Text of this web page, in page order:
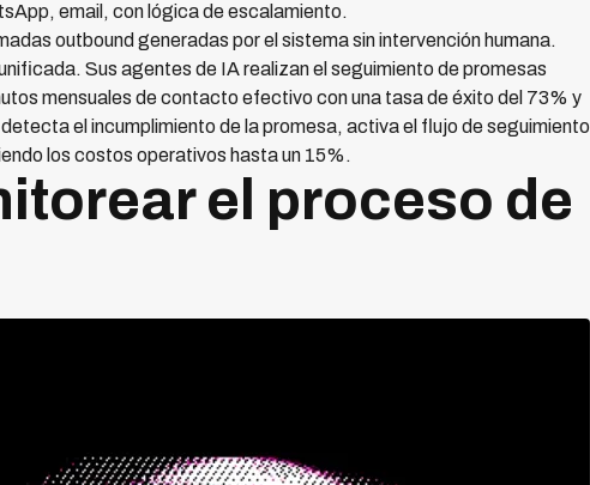
email, con lógica de escalamiento.
outbound generadas por el sistema sin intervención humana.
Sus agentes de IA realizan el seguimiento de promesas
mensuales de contacto efectivo con una tasa de éxito del 73% y
el incumplimiento de la promesa, activa el flujo de seguimiento
los costos operativos hasta un 15%.
el proceso de